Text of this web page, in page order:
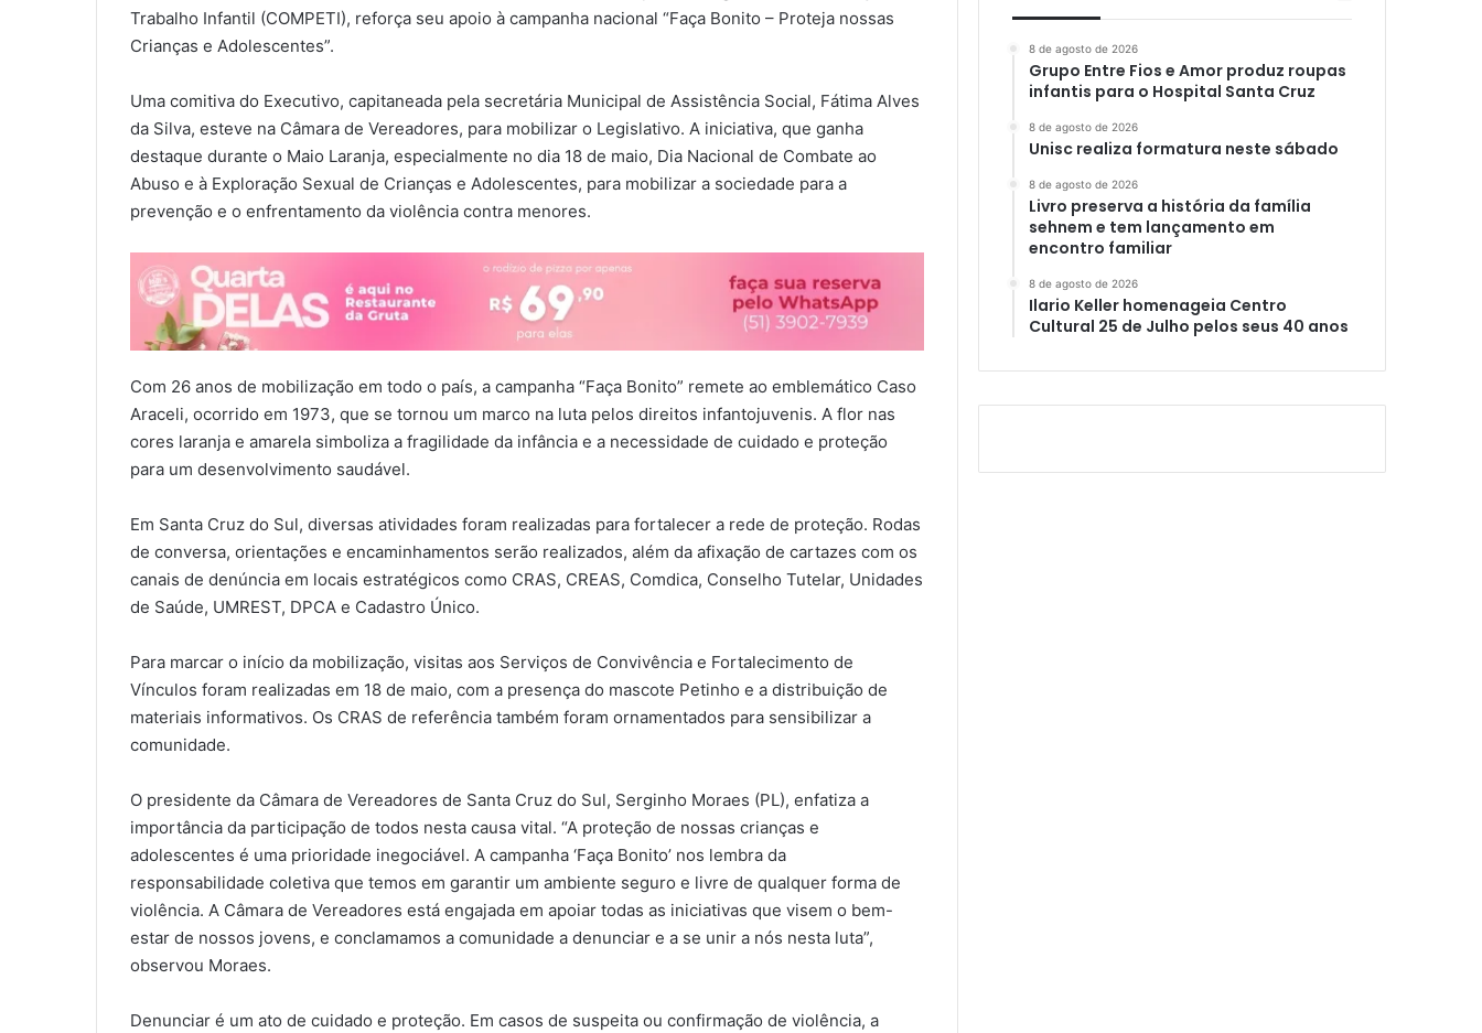
Trabalho Infantil (COMPETI), reforça seu apoio à campanha nacional “Faça Bonito – Proteja nossas
Crianças e Adolescentes”.
Uma comitiva do Executivo, capitaneada pela secretária Municipal de Assistência Social, Fátima Alves
da Silva, esteve na Câmara de Vereadores, para mobilizar o Legislativo. A iniciativa, que ganha
destaque durante o Maio Laranja, especialmente no dia 18 de maio, Dia Nacional de Combate ao
Abuso e à Exploração Sexual de Crianças e Adolescentes, para mobilizar a sociedade para a
prevenção e o enfrentamento da violência contra menores.
Com 26 anos de mobilização em todo o país, a campanha “Faça Bonito” remete ao emblemático Caso
Araceli, ocorrido em 1973, que se tornou um marco na luta pelos direitos infantojuvenis. A flor nas
cores laranja e amarela simboliza a fragilidade da infância e a necessidade de cuidado e proteção
para um desenvolvimento saudável.
Em Santa Cruz do Sul, diversas atividades foram realizadas para fortalecer a rede de proteção. Rodas
de conversa, orientações e encaminhamentos serão realizados, além da afixação de cartazes com os
canais de denúncia em locais estratégicos como CRAS, CREAS, Comdica, Conselho Tutelar, Unidades
de Saúde, UMREST, DPCA e Cadastro Único.
Para marcar o início da mobilização, visitas aos Serviços de Convivência e Fortalecimento de
Vínculos foram realizadas em 18 de maio, com a presença do mascote Petinho e a distribuição de
materiais informativos. Os CRAS de referência também foram ornamentados para sensibilizar a
comunidade.
O presidente da Câmara de Vereadores de Santa Cruz do Sul, Serginho Moraes (PL), enfatiza a
importância da participação de todos nesta causa vital. “A proteção de nossas crianças e
adolescentes é uma prioridade inegociável. A campanha ‘Faça Bonito’ nos lembra da
responsabilidade coletiva que temos em garantir um ambiente seguro e livre de qualquer forma de
violência. A Câmara de Vereadores está engajada em apoiar todas as iniciativas que visem o bem-
estar de nossos jovens, e conclamamos a comunidade a denunciar e a se unir a nós nesta luta”,
observou Moraes.
Denunciar é um ato de cuidado e proteção. Em casos de suspeita ou confirmação de violência, a
8 de agosto de 2026
Grupo Entre Fios e Amor produz roupas
infantis para o Hospital Santa Cruz
8 de agosto de 2026
Unisc realiza formatura neste sábado
8 de agosto de 2026
Livro preserva a história da família
sehnem e tem lançamento em
encontro familiar
8 de agosto de 2026
Ilario Keller homenageia Centro
Cultural 25 de Julho pelos seus 40 anos